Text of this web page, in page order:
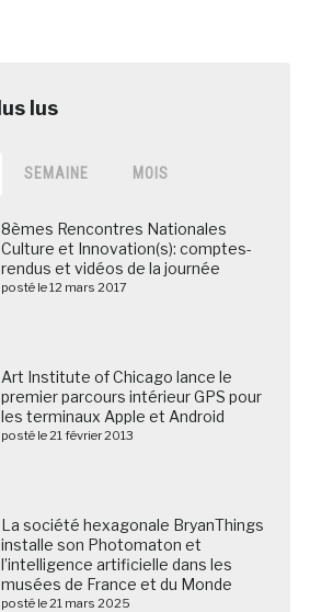
SEMAINE MOIS
8èmes Rencontres Nationales
Culture et Innovation(s): comptes-
rendus et vidéos de la journée
posté le 12 mars 2017
Art Institute of Chicago lance le
premier parcours intérieur GPS pour
les terminaux Apple et Android
posté le 21 février 2013
La société hexagonale BryanThings
installe son Photomaton et
l’intelligence artificielle dans les
musées de France et du Monde
posté le 21 mars 2025